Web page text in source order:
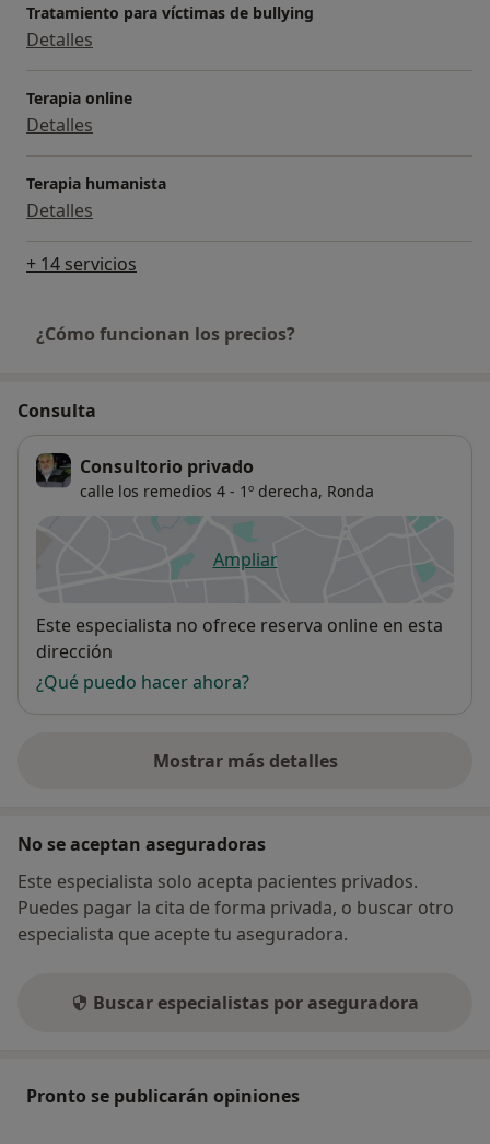
Tratamiento para víctimas de bullying
Detalles
Terapia online
Detalles
Terapia humanista
Detalles
+ 14 servicios
¿Cómo funcionan los precios?
Consulta
Consultorio privado
calle los remedios 4 - 1º derecha, Ronda
Ampliarse abre en una nueva
Disponibilidad
Este especialista no ofrece reserva online en esta
dirección
¿Qué puedo hacer ahora?
Mostrar más detalles
sobre la dirección
No se aceptan aseguradoras
Este especialista solo acepta pacientes privados.
Puedes pagar la cita de forma privada, o buscar otro
especialista que acepte tu aseguradora.
Buscar especialistas por aseguradora
Pronto se publicarán opiniones